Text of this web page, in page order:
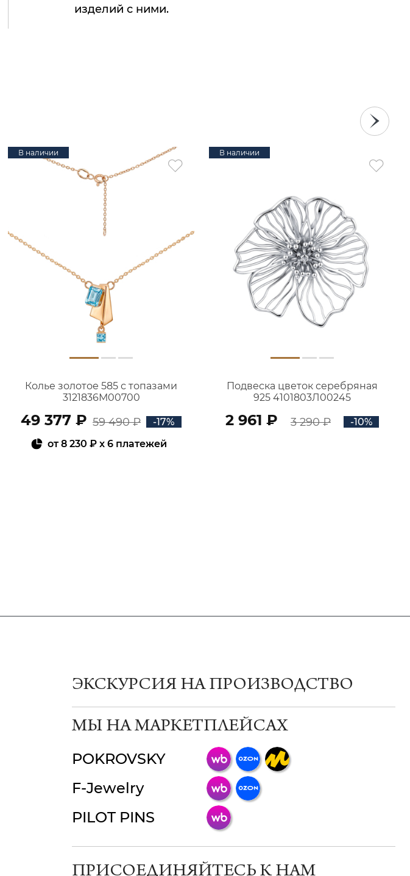
изделий с ними.
В наличии
Колье золотое 585 с топазами
3121836М00700
49 377 ₽ 59 490 ₽
-17%
от8 230 ₽x 6 платежей
В наличии
Подвеска цветок серебряная
925 4101803Л00245
2 961 ₽ 3 290 ₽ -10%
ЭКСКУРСИЯ НА ПРОИЗВОДСТВО
МЫ НА МАРКЕТПЛЕЙСАХ
POKROVSKY
F-Jewelry
PILOT PINS
ChatApp
мессенджер!